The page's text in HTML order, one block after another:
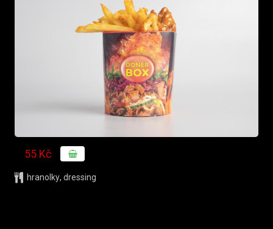
55 Kč
hranolky, dressing